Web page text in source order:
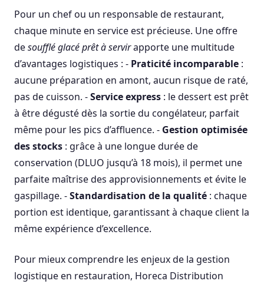
Pour un chef ou un responsable de restaurant,
chaque minute en service est précieuse. Une offre
desoufflé glacé prêt à servirapporte une multitude
d’avantages logistiques : - Praticité incomparable :
aucune préparation en amont, aucun risque de raté,
pas de cuisson. -Service express : le dessert est prêt
à être dégusté dès la sortie du congélateur, parfait
même pour les pics d’affluence. - Gestion optimisée
des stocks : grâce à une longue durée de
conservation (DLUO jusqu’à 18 mois), il permet une
parfaite maîtrise des approvisionnements et évite le
gaspillage. -Standardisation de la qualité : chaque
portion est identique, garantissant à chaque client la
même expérience d’excellence.
Pour mieux comprendre les enjeux de la gestion
logistique en restauration, Horeca Distribution